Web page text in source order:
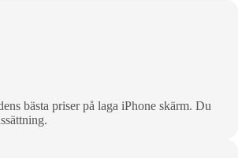
bästa priser på laga iPhone skärm. Du